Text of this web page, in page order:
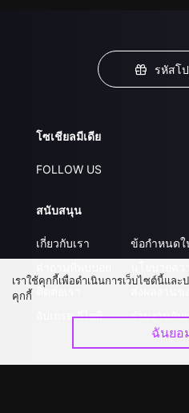
รหัสโ
โซเชียลมีเดีย
FOLLOW US
สนับสนุน
เกี่ยวกับเรา
ติดต่อเรา
อัปเกรด วีไอพี
ข้อกำหนดใ
ส่งผลงาน
ร่วมงานกับ
เราใช้คุกกี้เพื่อดำเนินการเว็บไซต์นี้และ
คุกกี้
ฉันยอ